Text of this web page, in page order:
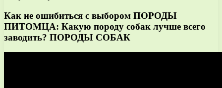
Как не ошибиться с выбором ПОРОДЫ
ПИТОМЦА: Какую породу собак лучше всего
заводить? ПОРОДЫ СОБАК